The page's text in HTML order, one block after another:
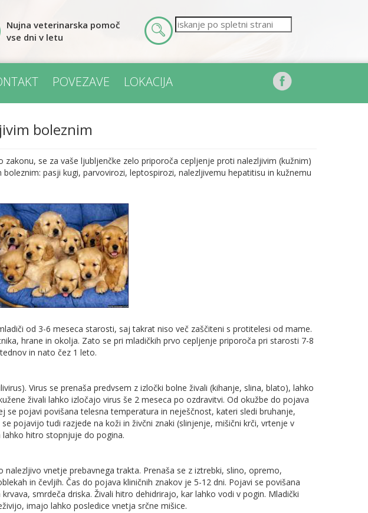
Nujna veterinarska pomoč
vse dni v letu
POVEZAVE LOKACIJA
boleznim
se za vaše ljubljenčke zelo priporoča cepljenje proti nalezljivim (kužnim)
pasji kugi, parvovirozi, leptospirozi, nalezljivemu hepatitisu in kužnemu
od 3-6 meseca starosti, saj takrat niso več zaščiteni s protitelesi od mame.
hrane in okolja. Zato se pri mladičkih prvo cepljenje priporoča pri starosti 7-8
in nato čez 1 leto.
Virus se prenaša predvsem z izločki bolne živali (kihanje, slina, blato), lahko
živali lahko izločajo virus še 2 meseca po ozdravitvi. Od okužbe do pojava
se pojavi povišana telesna temperatura in neješčnost, kateri sledi bruhanje,
pojavijo tudi razjede na koži in živčni znaki (slinjenje, mišični krči, vrtenje v
lahko hitro stopnjuje do pogina.
nalezljivo vnetje prebavnega trakta. Prenaša se z iztrebki, slino, opremo,
in čevljih. Čas do pojava kliničnih znakov je 5-12 dni. Pojavi se povišana
smrdeča driska. Živali hitro dehidrirajo, kar lahko vodi v pogin. Mladički
imajo lahko posledice vnetja srčne mišice.